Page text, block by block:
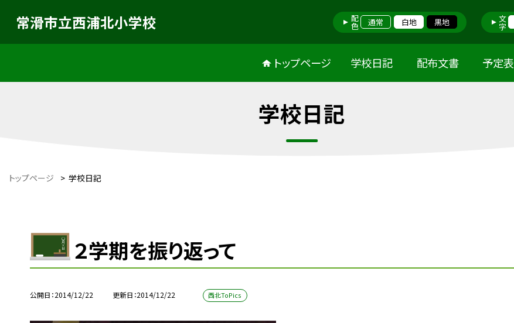
常滑市立西浦北小学校 配色 通常 白地 黒地 文字
トップページ 学校日記 配布文書 予定表
学校日記
トップページ > 学校日記
２学期を振り返って
公開日 2014/12/22 更新日 2014/12/22 西北ToPics